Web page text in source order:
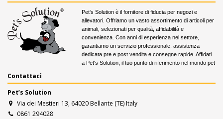
Pet's Solution è il fornitore di fiducia per negozi e
allevatori. Offriamo un vasto assortimento di articoli per
animali, selezionati per qualità, affidabilità e
convenienza. Con anni di esperienza nel settore,
garantiamo un servizio professionale, assistenza
dedicata pre e post vendita e consegne rapide. Affidati
a Pet's Solution, il tuo punto di riferimento nel mondo pet
Contattaci
Pet’s Solution
Via dei Mestieri 13, 64020 Bellante (TE) Italy
0861 294028